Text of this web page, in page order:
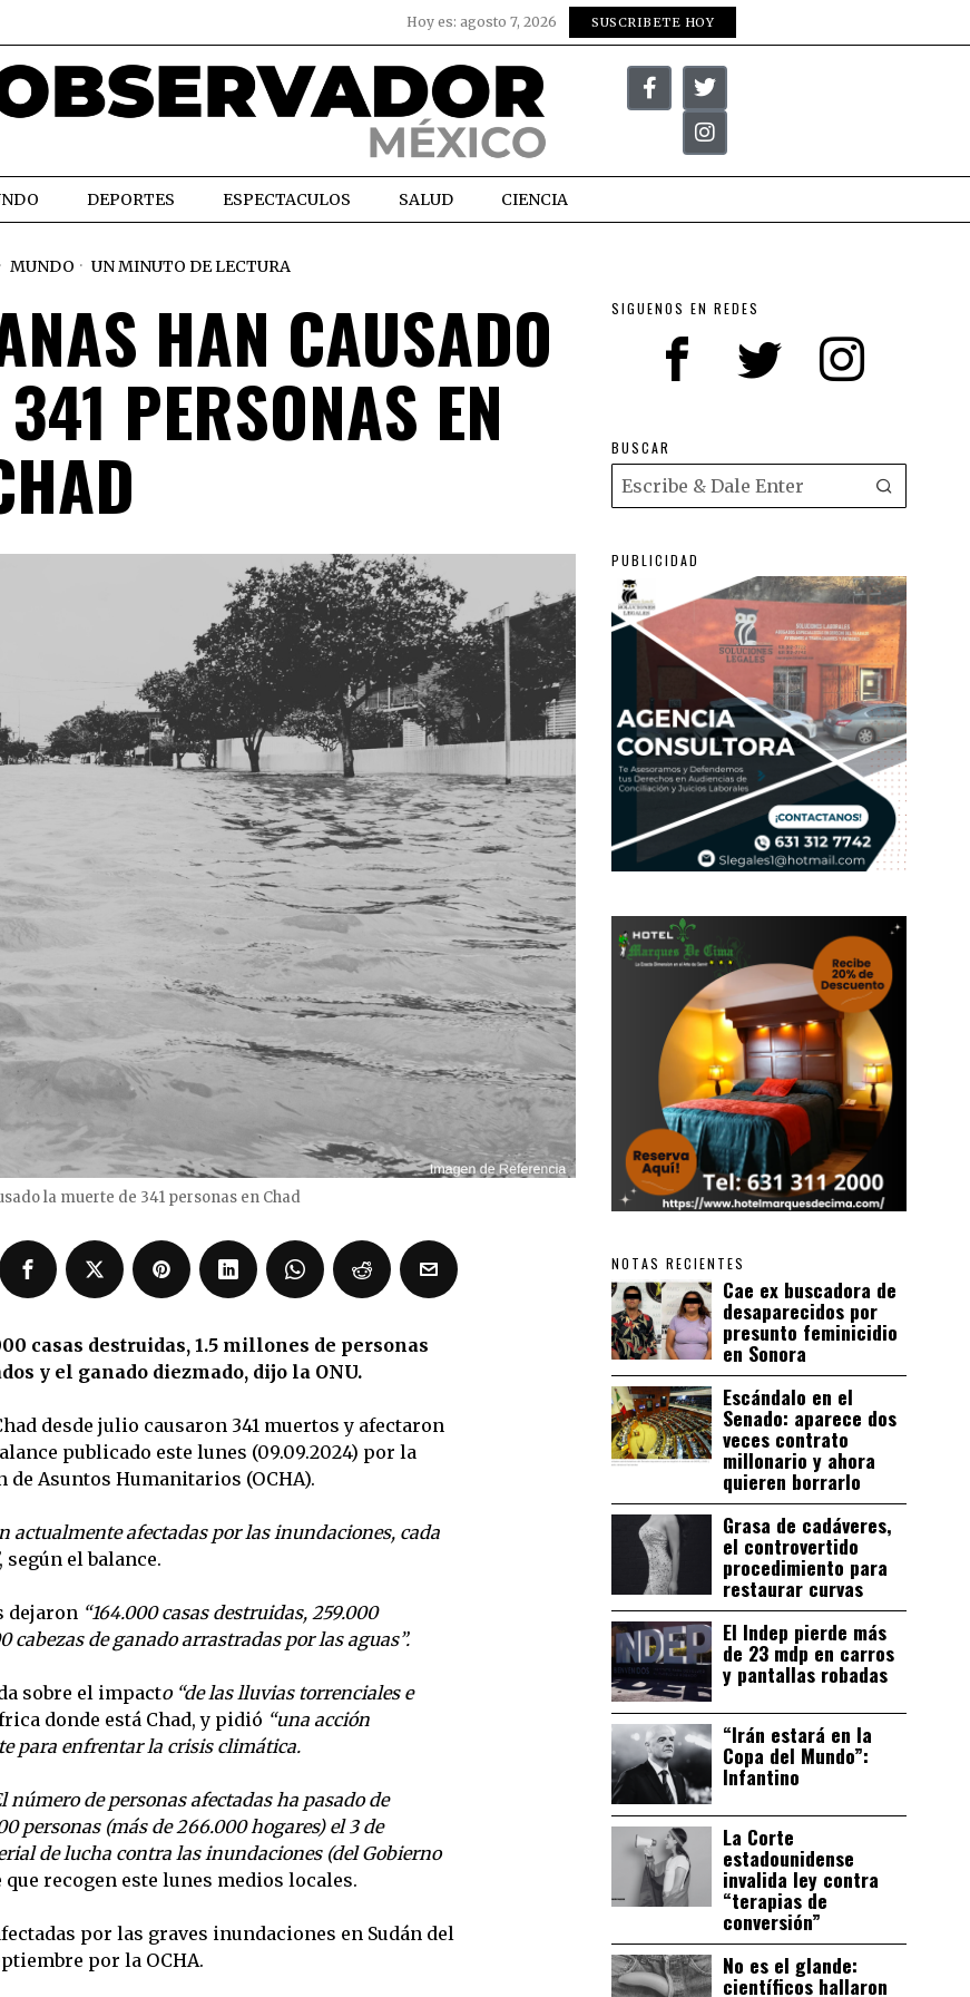
Hoy es: agosto 7, 2026 SUSCRIBETE HOY
DEPORTES ESPECTACULOS SALUD CIENCIA
MUNDO UN MINUTO DE LECTURA
HAN CAUSADO
PERSONAS EN
la muerte de 341 personas en Chad
casas destruidas, 1.5 millones de personas
y el ganado diezmado, dijo la ONU.
desde julio causaron 341 muertos y afectaron
publicado este lunes (09.09.2024) por la
Asuntos Humanitarios (OCHA).
actualmente afectadas por las inundaciones, cada
según el balance.
dejaron “164.000 casas destruidas, 259.000
cabezas de ganado arrastradas por las aguas”.
sobre el impacto “de las lluvias torrenciales e
donde está Chad, y pidió “una acción
para enfrentar la crisis climática.
de personas afectadas ha pasado de
personas (más de 266.000 hogares) el 3 de
de lucha contra las inundaciones (del Gobierno
recogen este lunes medios locales.
por las graves inundaciones en Sudán del
por la OCHA.
SIGUENOS EN REDES
BUSCAR
PUBLICIDAD
NOTAS RECIENTES
Cae ex buscadora de
desaparecidos por
presunto feminicidio
en Sonora
Escándalo en el
Senado: aparece dos
veces contrato
millonario y ahora
quieren borrarlo
Grasa de cadáveres,
el controvertido
procedimiento para
restaurar curvas
El Indep pierde más
de 23 mdp en carros
y pantallas robadas
“Irán estará en la
Copa del Mundo”:
Infantino
La Corte
estadounidense
invalida ley contra
“terapias de
conversión”
No es el glande:
científicos hallaron